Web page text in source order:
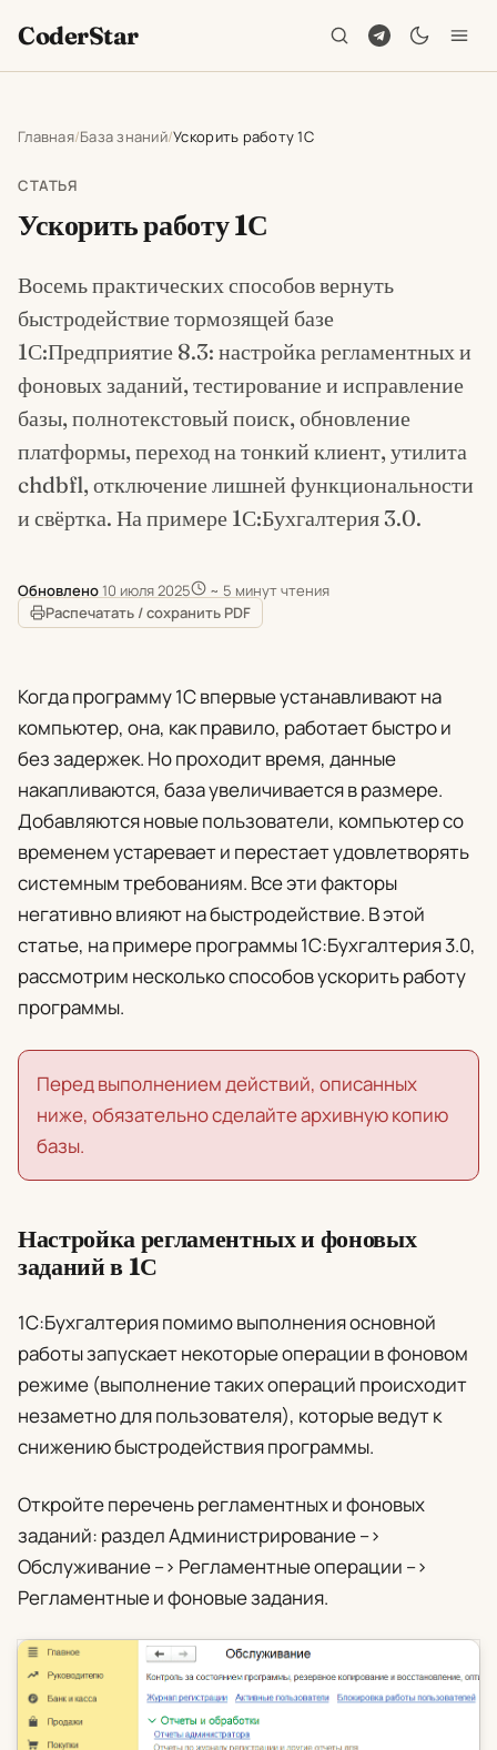
CoderStar
Главная База знаний Ускорить работу 1С
СТАТЬЯ
Ускорить работу 1С
Восемь практических способов вернуть
быстродействие тормозящей базе
1С:Предприятие 8.3: настройка регламентных и
фоновых заданий, тестирование и исправление
базы, полнотекстовый поиск, обновление
платформы, переход на тонкий клиент, утилита
chdbfl, отключение лишней функциональности
и свёртка. На примере 1С:Бухгалтерия 3.0.
Обновлено 10 июля 2025
~ 5 минут чтения
Распечатать / сохранить PDF
Когда программу 1С впервые устанавливают на
компьютер, она, как правило, работает быстро и
без задержек. Но проходит время, данные
накапливаются, база увеличивается в размере.
Добавляются новые пользователи, компьютер со
временем устаревает и перестает удовлетворять
системным требованиям. Все эти факторы
негативно влияют на быстродействие. В этой
статье, на примере программы 1С:Бухгалтерия 3.0,
рассмотрим несколько способов ускорить работу
программы.
Перед выполнением действий, описанных
ниже, обязательно сделайте архивную копию
базы.
Настройка регламентных и фоновых
заданий в 1С
1С:Бухгалтерия помимо выполнения основной
работы запускает некоторые операции в фоновом
режиме (выполнение таких операций происходит
незаметно для пользователя), которые ведут к
снижению быстродействия программы.
Откройте перечень регламентных и фоновых
заданий: разделАдминистрирование–>
Обслуживание–> Регламентные операции –>
Регламентные и фоновые задания.